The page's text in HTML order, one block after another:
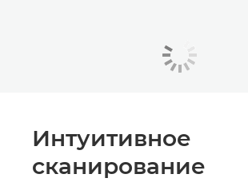
Интуитивное
сканирование